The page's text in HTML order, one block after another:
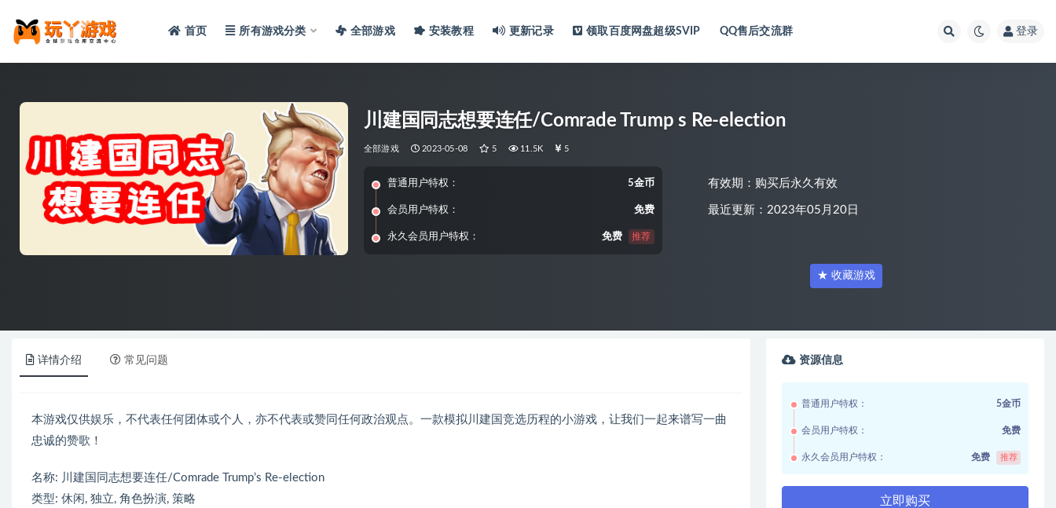
首页 所有游戏分类 全部游戏 安装教程 更新记录 领取百度网盘超级SVIP QQ售后交流群 登录
川建国同志想要连任/Comrade Trump s Re-election
全部游戏 2023-05-08 5 11.5K 5
普通用户特权： 5金币
会员用户特权： 免费
永久会员用户特权： 免费 推荐
有效期：购买后永久有效
最近更新：2023年05月20日
★ 收藏游戏
详情介绍 常见问题
本游戏仅供娱乐，不代表任何团体或个人，亦不代表或赞同任何政治观点。一款模拟川建国竞选历程的小游戏，让我们一起来谱写一曲
忠诚的赞歌！
名称: 川建国同志想要连任/Comrade Trump’s Re-election
类型: 休闲, 独立, 角色扮演, 策略
资源信息
普通用户特权： 5金币
会员用户特权： 免费
永久会员用户特权： 免费 推荐
立即购买